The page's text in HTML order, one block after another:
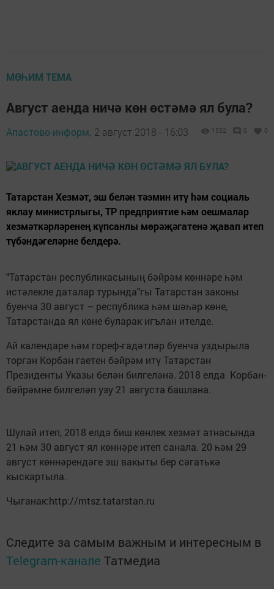
МӨҺИМ ТЕМА
Август аенда ничә көн өстәмә ял була?
Апастово-информ, 2 август 2018 - 16:03 1552 0 0
Татарстан Хезмәт, эш белән тәэмин итү hәм социаль
яклау министрлыгы, ТР предприятие һәм оешмалар
хезмәткәрләренең күпсанлы мөрәҗәгатенә җавап итеп
түбәндәгеләрне белдерә.
"Татарстан республикасының бәйрәм көннәре һәм
истәлекле даталар турында"гы Татарстан законы
буенча 30 август – республика һәм шәһәр көне,
Татарстанда ял көне буларак игълан ителде.
Ай календаре һәм гореф-гадәтләр буенча уздырыла
торган Корбан гаетен бәйрәм итү Татарстан
Президенты Указы белән билгеләнә. 2018 елда Корбан-
бәйрәмне билгеләп узу 21 августа башлана.
Шулай итеп, 2018 елда биш көнлек хезмәт атнасында
21 һәм 30 август ял көннәре итеп санала. 20 һәм 29
август көннәрендәге эш вакыты бер сәгатькә
кыскартыла.
Чыганак:http://mtsz.tatarstan.ru
Следите за самым важным и интересным в
Telegram-канале Татмедиа